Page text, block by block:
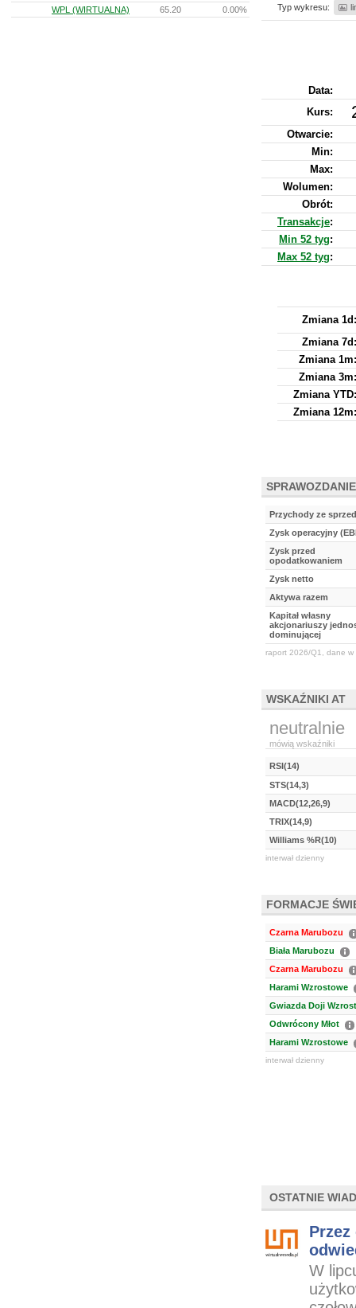
Typ wykresu:
Data:
Kurs:
Otwarcie:
Min:
Max:
Wolumen:
Obrót:
Transakcje:
Min 52 tyg:
Max 52 tyg:
Zmiana 1d:
Zmiana 7d:
Zmiana 1m:
Zmiana 3m:
Zmiana YTD:
Zmiana 12m:
Przychody ze
Zysk operacyjny
Zysk przed
opodatkowaniem
Zysk netto
Aktywa razem
Kapitał własny
akcjonariuszy
dominującej
raport 2026/Q1, dane w
WSKAŹNIKI AT
neutralnie
mówią wskaźniki
RSI(14)
STS(14,3)
MACD(12,26,9)
TRIX(14,9)
Williams %R(10)
interwał dzienny
FORMACJE
Czarna Marubozu
Biała Marubozu
Czarna Marubozu
Harami Wzrostowe
Gwiazda Doji
Odwrócony Młot
Harami Wzrostowe
interwał dzienny
OSTATNIE
Przez
W
WPL (WIRTUALNA)
65.20 0.00%